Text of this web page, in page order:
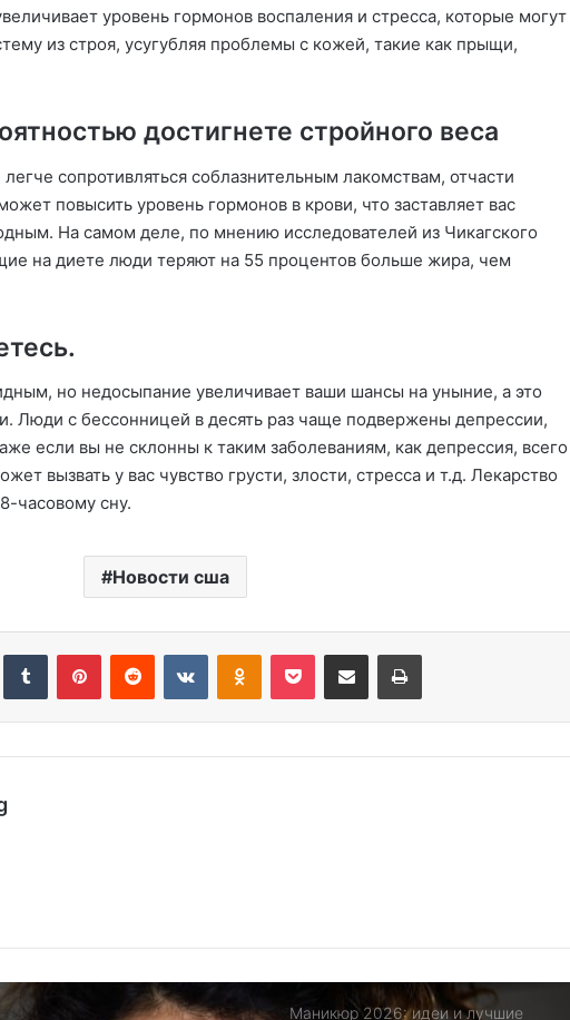
уровень гормонов воспаления и стресса, которые могут
из строя, усугубляя проблемы с кожей, такие как прыщи,
достигнете стройного веса
сопротивляться соблазнительным лакомствам, отчасти
повысить уровень гормонов в крови, что заставляет вас
На самом деле, по мнению исследователей из Чикагского
на диете люди теряют на 55 процентов больше жира, чем
но недосыпание увеличивает ваши шансы на уныние, а это
Люди с бессонницей в десять раз чаще подвержены депрессии,
если вы не склонны к таким заболеваниям, как депрессия, всего
вызвать у вас чувство грусти, злости, стресса и т.д. Лекарство
часовому сну.
Новости сша
9 лучших мест, чтобы уединиться со
своим партнером
действуют на зубы
Маникюр 2026: идеи и лучшие